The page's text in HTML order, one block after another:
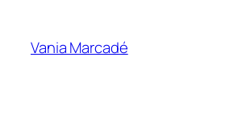
contenu
Vania Marcadé